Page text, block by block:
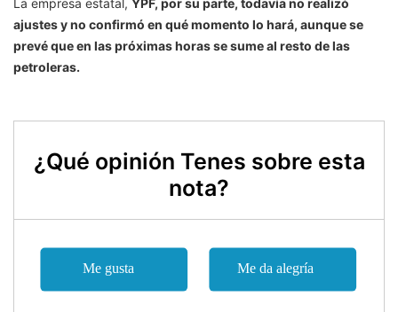
ajustes y no confirmó en qué momento lo hará, aunque se
prevé que en las próximas horas se sume al resto de las
petroleras.
¿Qué opinión Tenes sobre esta
nota?